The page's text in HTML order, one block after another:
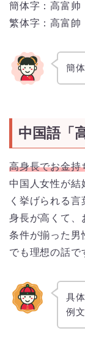
簡体字：高富帅
繁体字：高富帥
簡
中国語「
高身長でお金持
中国人女性が結
く挙げられる言
身長が高くて、
条件が揃った男
でも理想の話で
具
例